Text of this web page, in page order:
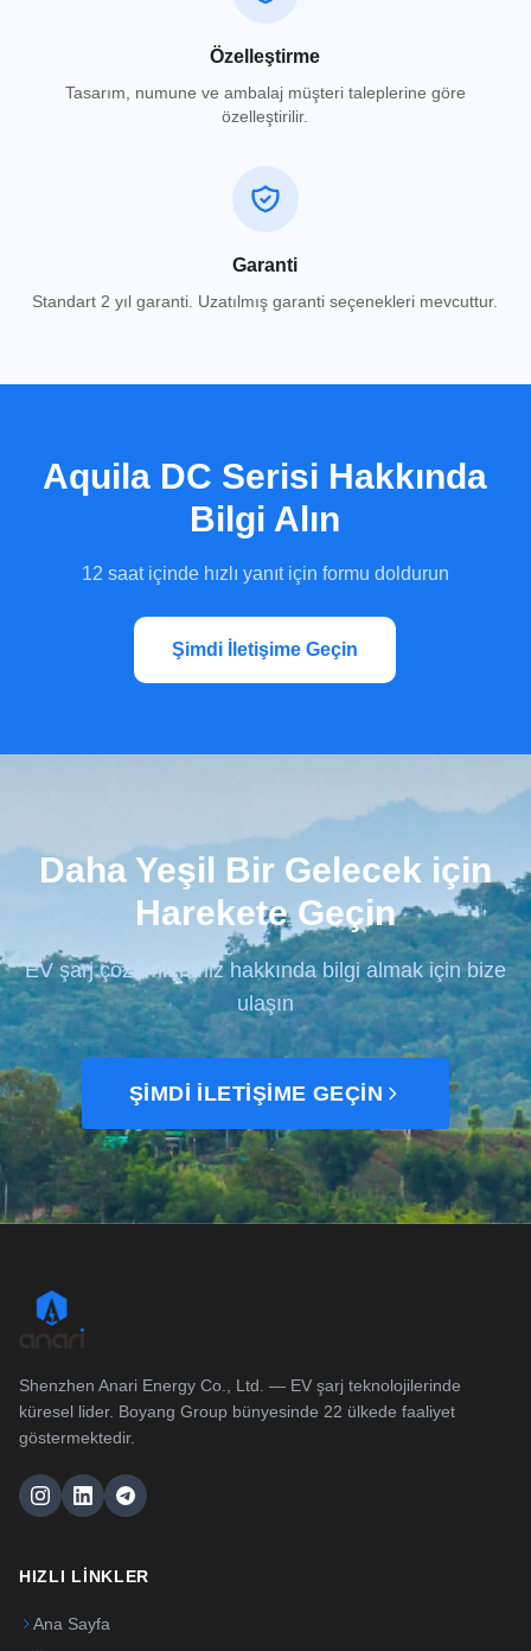
Özelleştirme
Tasarım, numune ve ambalaj müşteri taleplerine göre
özelleştirilir.
Garanti
Standart 2 yıl garanti. Uzatılmış garanti seçenekleri mevcuttur.
Aquila DC Serisi Hakkında
Bilgi Alın
12 saat içinde hızlı yanıt için formu doldurun
Şimdi İletişime Geçin
Daha Yeşil Bir Gelecek için
Harekete Geçin
EV şarj çözümlerimiz hakkında bilgi almak için bize
ulaşın
ŞIMDI İLETIŞIME GEÇIN
Shenzhen Anari Energy Co., Ltd. — EV şarj teknolojilerinde
küresel lider. Boyang Group bünyesinde 22 ülkede faaliyet
göstermektedir.
HIZLI LINKLER
Ana Sayfa